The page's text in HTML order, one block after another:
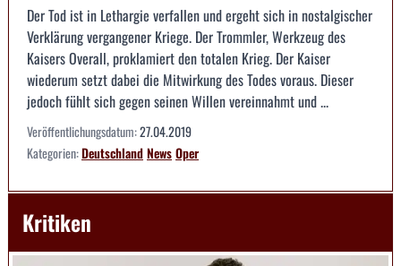
Der Tod ist in Lethargie verfallen und ergeht sich in nostalgischer
Verklärung vergangener Kriege. Der Trommler, Werkzeug des
Kaisers Overall, proklamiert den totalen Krieg. Der Kaiser
wiederum setzt dabei die Mitwirkung des Todes voraus. Dieser
jedoch fühlt sich gegen seinen Willen vereinnahmt und ...
Veröffentlichungsdatum:27.04.2019
Kategorien:DeutschlandNewsOper
Kritiken